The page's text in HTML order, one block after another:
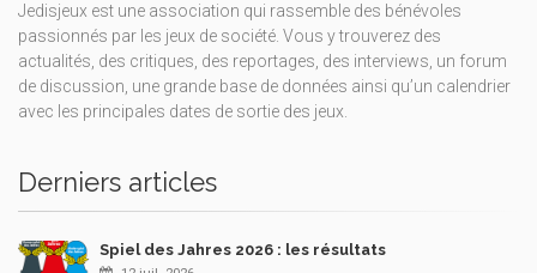
Jedisjeux est une association qui rassemble des bénévoles
passionnés par les jeux de société. Vous y trouverez des
actualités, des critiques, des reportages, des interviews, un forum
de discussion, une grande base de données ainsi qu’un calendrier
avec les principales dates de sortie des jeux.
Derniers articles
Spiel des Jahres 2026 : les résultats